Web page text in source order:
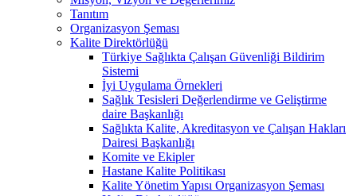
Tanıtım
Organizasyon Şeması
Kalite Direktörlüğü
Türkiye Sağlıkta Çalışan Güvenliği Bildirim
Sistemi
İyi Uygulama Örnekleri
Sağlık Tesisleri Değerlendirme ve Geliştirme
daire Başkanlığı
Sağlıkta Kalite, Akreditasyon ve Çalışan Hakları
Dairesi Başkanlığı
Komite ve Ekipler
Hastane Kalite Politikası
Kalite Yönetim Yapısı Organizasyon Şeması